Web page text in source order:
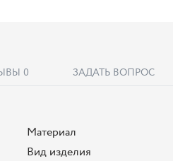
0 ЗАДАТЬ ВОПРОС
Материал
Вид изделия